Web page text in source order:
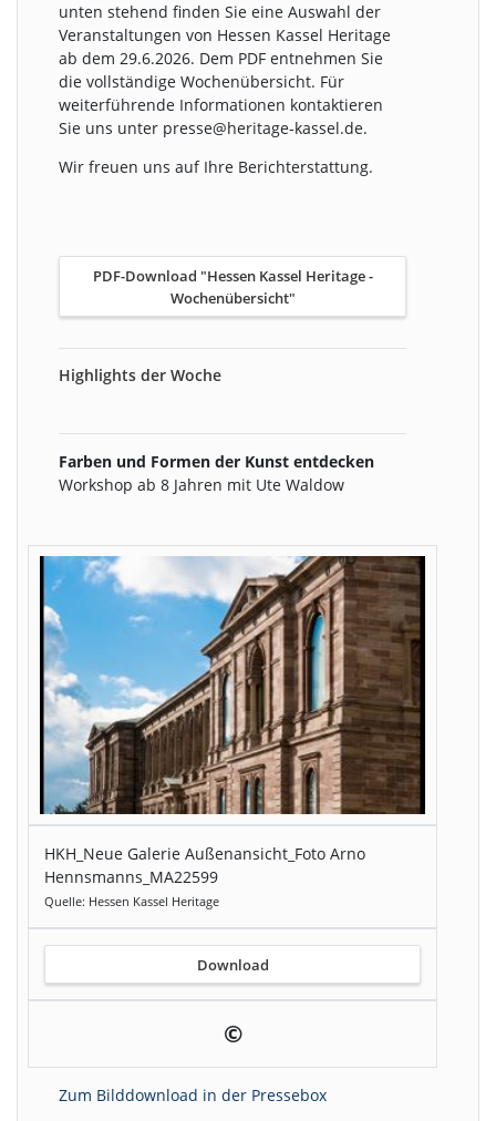
unten stehend finden Sie eine Auswahl der
Veranstaltungen von Hessen Kassel Heritage
ab dem 29.6.2026. Dem PDF entnehmen Sie
die vollständige Wochenübersicht. Für
weiterführende Informationen kontaktieren
Sie uns unter presse@heritage-kassel.de.
Wir freuen uns auf Ihre Berichterstattung.
PDF-Download "Hessen Kassel Heritage -
Wochenübersicht"
Highlights der Woche
Farben und Formen der Kunst entdecken
Workshop ab 8 Jahren mit Ute Waldow
HKH_Neue Galerie Außenansicht_Foto Arno
Hennsmanns_MA22599
Quelle: Hessen Kassel Heritage
Download
©
Zum Bilddownload in der Pressebox